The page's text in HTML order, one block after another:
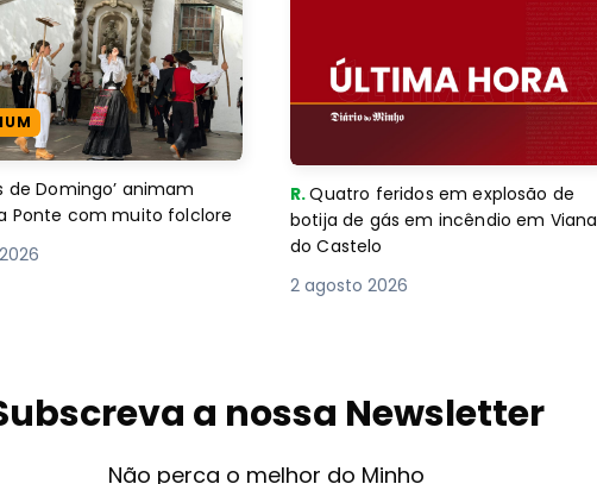
de Domingo’ animam
Ponte com muito folclore
R.Quatro feridos em explosão de
botija de gás em incêndio em Viana
do Castelo
2 agosto 2026
a nossa Newsletter
Não perca o melhor do Minho